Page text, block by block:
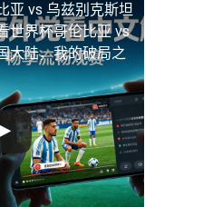
亚 vs 乌兹别克斯坦
世界杯哥伦比亚 vs
大陆，我的破局之